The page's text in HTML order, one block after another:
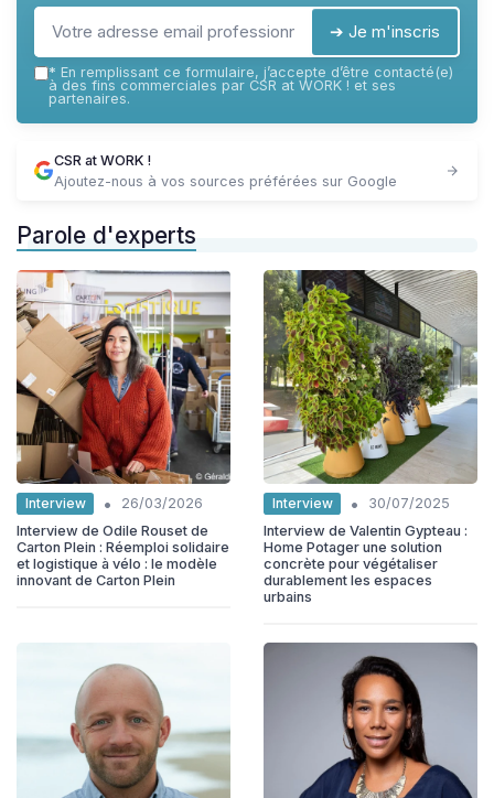
➔ Je m'inscris
* En remplissant ce formulaire, j’accepte d’être contacté(e)
à des fins commerciales par CSR at WORK ! et ses
partenaires.
CSR at WORK !
Ajoutez-nous à vos sources préférées sur Google
Parole d'experts
Interview •
26/03/2026
Interview de Odile Rouset de
Carton Plein : Réemploi solidaire
et logistique à vélo : le modèle
innovant de Carton Plein
Interview •
30/07/2025
Interview de Valentin Gypteau :
Home Potager une solution
concrète pour végétaliser
durablement les espaces
urbains